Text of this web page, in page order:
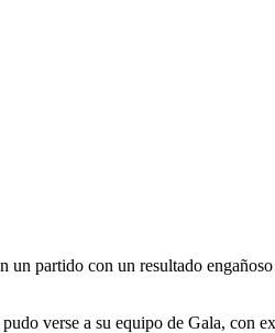
partido con un resultado
verse a su equipo de Gala, con